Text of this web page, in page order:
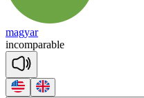
magyar
incomparable